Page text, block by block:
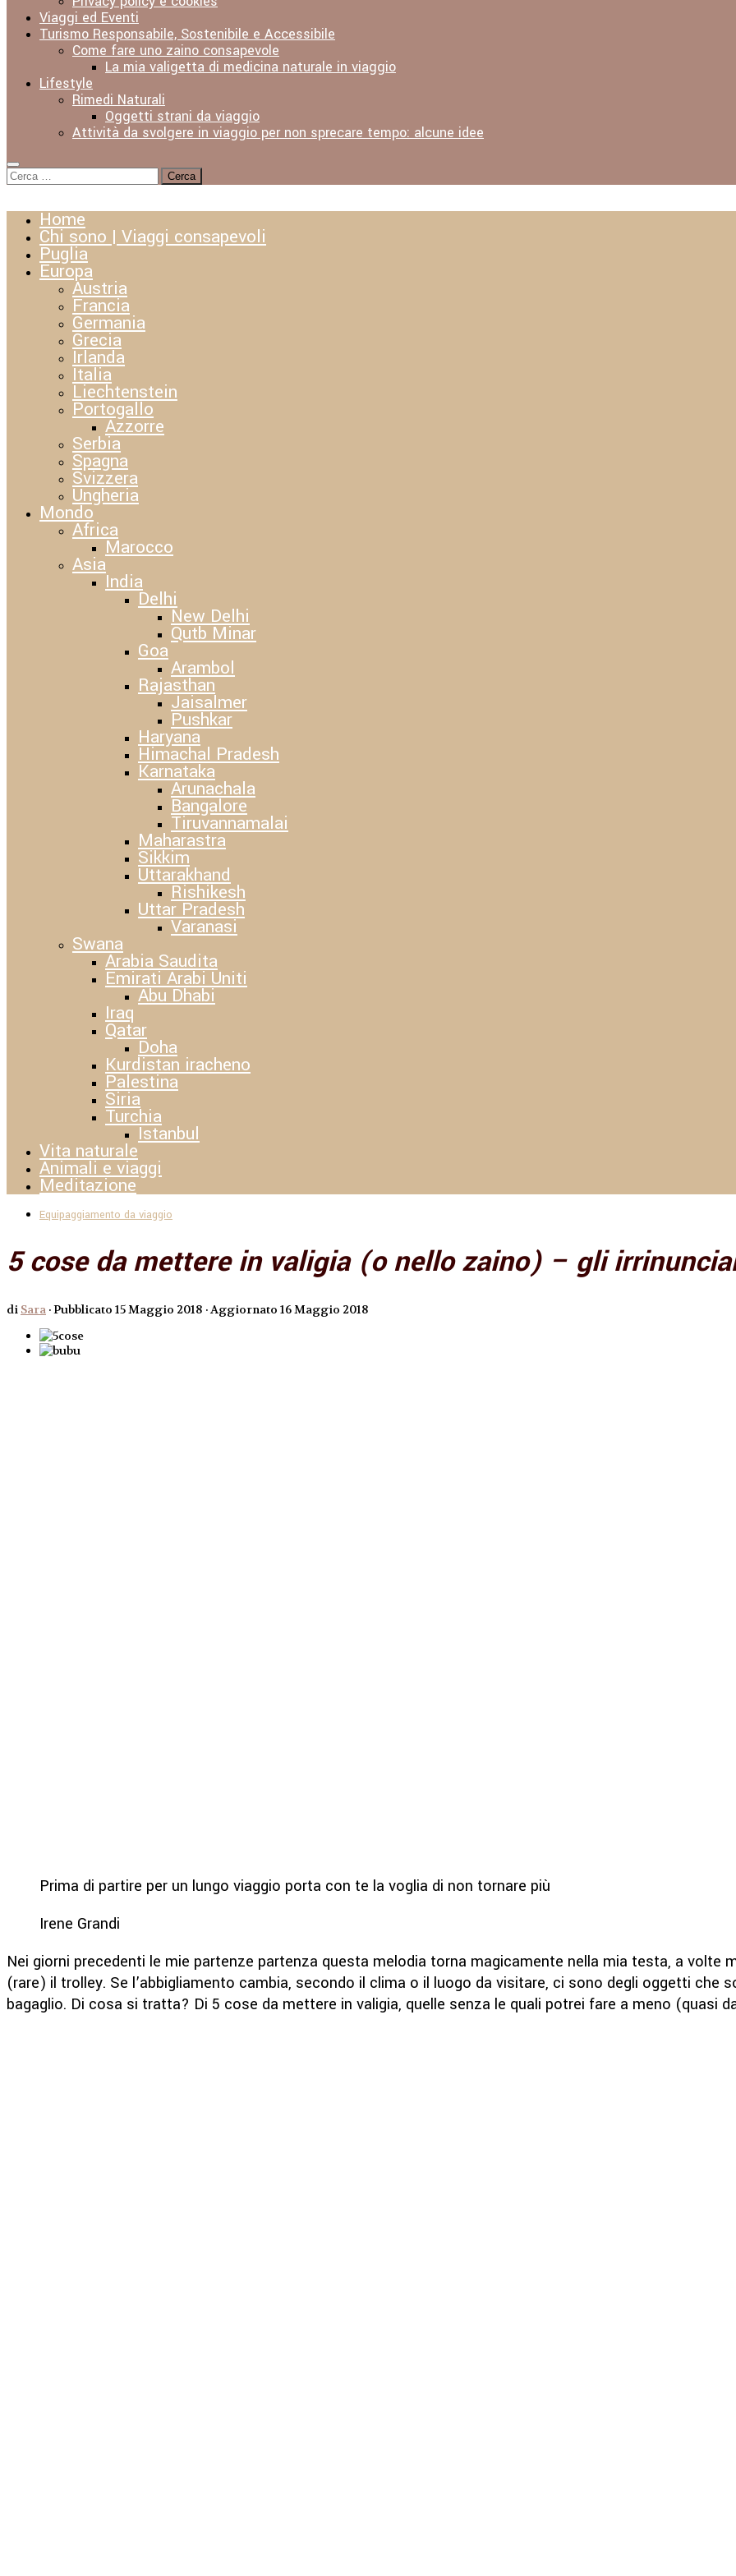
Viaggi ed Eventi
Turismo Responsabile, Sostenibile e Accessibile
Come fare uno zaino consapevole
La mia valigetta di medicina naturale in viaggio
Lifestyle
Rimedi Naturali
Oggetti strani da viaggio
Attività da svolgere in viaggio per non sprecare tempo: alcune idee
Ricerca
per:
Home
Chi sono | Viaggi consapevoli
Puglia
Europa
Austria
Francia
Germania
Grecia
Irlanda
Italia
Liechtenstein
Portogallo
Azzorre
Serbia
Spagna
Svizzera
Ungheria
Mondo
Africa
Marocco
Asia
India
Delhi
New Delhi
Qutb Minar
Goa
Arambol
Rajasthan
Jaisalmer
Pushkar
Haryana
Himachal Pradesh
Karnataka
Arunachala
Bangalore
Tiruvannamalai
Maharastra
Sikkim
Uttarakhand
Rishikesh
Uttar Pradesh
Varanasi
Swana
Arabia Saudita
Emirati Arabi Uniti
Abu Dhabi
Iraq
Qatar
Doha
Kurdistan iracheno
Palestina
Siria
Turchia
Istanbul
Vita naturale
Animali e viaggi
Meditazione
Equipaggiamento da viaggio
5 cose da mettere in valigia (o nello zaino) – gli
di Sara · Pubblicato 15 Maggio 2018 · Aggiornato 16 Maggio 2018
Prima di partire per un lungo viaggio porta con te la voglia di non tornare più
Irene Grandi
Nei giorni precedenti le mie partenze partenza questa melodia torna magicamente nella mia testa, a volte
(rare) il trolley. Se l’abbigliamento cambia, secondo il clima o il luogo da visitare, ci sono degli oggetti che
bagaglio. Di cosa si tratta? Di 5 cose da mettere in valigia, quelle senza le quali potrei fare a meno (quasi